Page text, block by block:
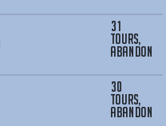
31
tours,
Abandon
30
tours,
Abandon